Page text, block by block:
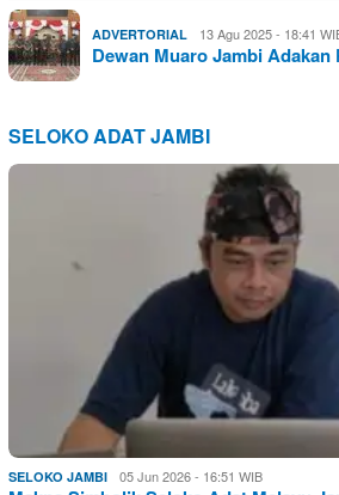
ADVERTORIAL 13 Agu 2025 - 18:41
Dewan Muaro Jambi
SELOKO ADAT JAMBI
SELOKO JAMBI 05 Jun 2026 - 16:51 WIB